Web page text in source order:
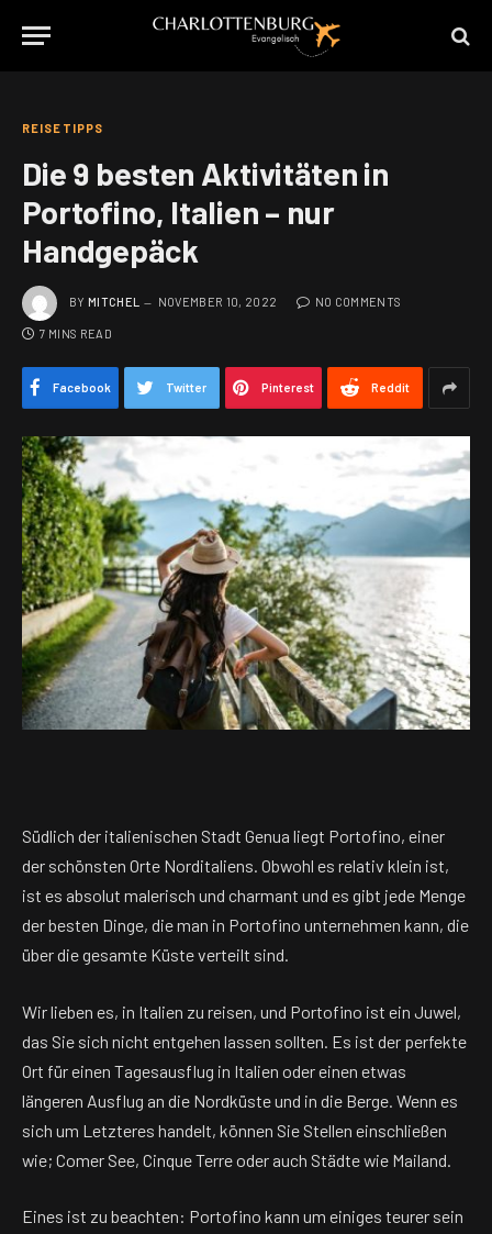
REISETIPPS
Die 9 besten Aktivitäten in
Portofino, Italien – nur
Handgepäck
BY MITCHEL NOVEMBER 10, 2022 NO COMMENTS
7 MINS READ
Facebook Twitter Pinterest Reddit
Südlich der italienischen Stadt Genua liegt Portofino, einer
der schönsten Orte Norditaliens. Obwohl es relativ klein ist,
ist es absolut malerisch und charmant und es gibt jede Menge
der besten Dinge, die man in Portofino unternehmen kann, die
über die gesamte Küste verteilt sind.
Wir lieben es, in Italien zu reisen, und Portofino ist ein Juwel,
das Sie sich nicht entgehen lassen sollten. Es ist der perfekte
Ort für einen Tagesausflug in Italien oder einen etwas
längeren Ausflug an die Nordküste und in die Berge. Wenn es
sich um Letzteres handelt, können Sie Stellen einschließen
wie; Comer See, Cinque Terre oder auch Städte wie Mailand.
Eines ist zu beachten: Portofino kann um einiges teurer sein